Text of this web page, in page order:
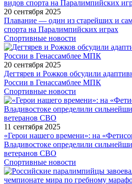
20 сентября 2025
Плавание — один из старейших и
спорта на Паралимпийских играх
Спортивные новости
20 сентября 2025
Дегтярев и Рожков обсудили
России в Генассамблее МПК
Спортивные новости
11 сентября 2025
«Герои нашего времени»: на
Владивостоке определили
ветеранов СВО
Спортивные новости